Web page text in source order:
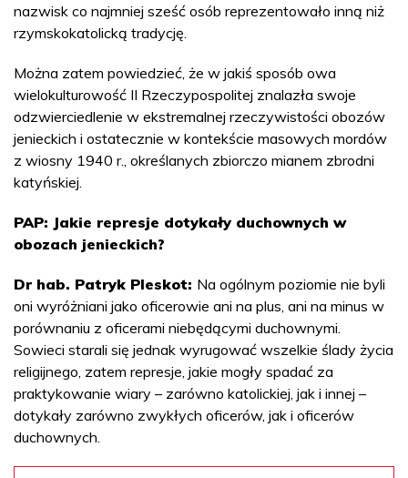
nazwisk co najmniej sześć osób reprezentowało inną niż
rzymskokatolicką tradycję.
Można zatem powiedzieć, że w jakiś sposób owa
wielokulturowość II Rzeczypospolitej znalazła swoje
odzwierciedlenie w ekstremalnej rzeczywistości obozów
jenieckich i ostatecznie w kontekście masowych mordów
z wiosny 1940 r., określanych zbiorczo mianem zbrodni
katyńskiej.
PAP: Jakie represje dotykały duchownych w
obozach jenieckich?
Dr hab. Patryk Pleskot: Na ogólnym poziomie nie byli
oni wyróżniani jako oficerowie ani na plus, ani na minus w
porównaniu z oficerami niebędącymi duchownymi.
Sowieci starali się jednak wyrugować wszelkie ślady życia
religijnego, zatem represje, jakie mogły spadać za
praktykowanie wiary – zarówno katolickiej, jak i innej –
dotykały zarówno zwykłych oficerów, jak i oficerów
duchownych.